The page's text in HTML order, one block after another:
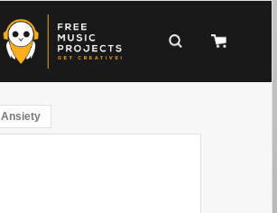
Ansiety